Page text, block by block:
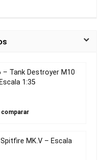
– Tank Destroyer M10
1:35
comparar
MK.V – Escala